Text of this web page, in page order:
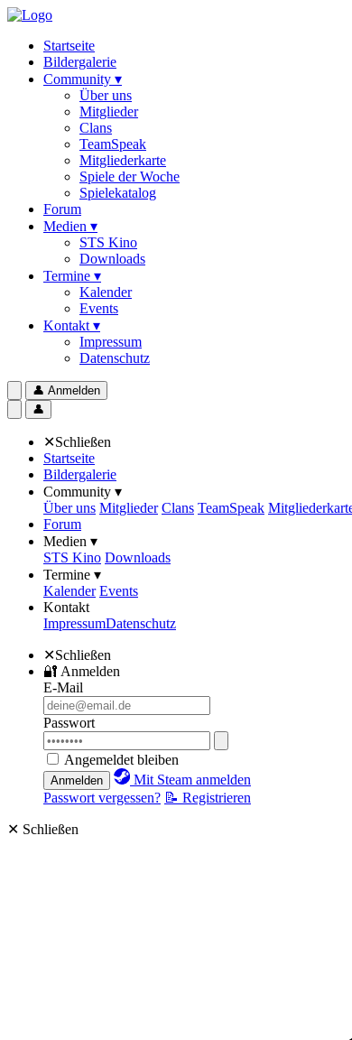
Startseite
Bildergalerie
Community ▾
Über uns
Mitglieder
Clans
TeamSpeak
Mitgliederkarte
Spiele der Woche
Spielekatalog
Forum
Medien ▾
STS Kino
Downloads
Termine ▾
Kalender
Events
Kontakt ▾
Impressum
Datenschutz
👤 Anmelden
👤
✕Schließen
Startseite
Bildergalerie
Community ▾
Über uns Mitglieder Clans TeamSpeak
Forum
Medien ▾
STS Kino Downloads
Termine ▾
Kalender Events
Kontakt
ImpressumDatenschutz
✕Schließen
🔐 Anmelden
E-Mail
Passwort
Angemeldet bleiben
Anmelden
Mit Steam anmelden
Passwort vergessen? 📝 Registrieren
✕ Schließen